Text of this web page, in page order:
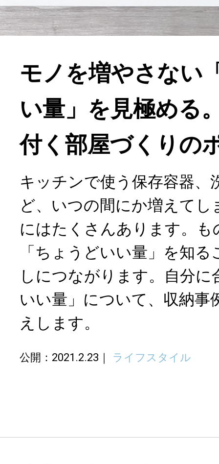
モノを増やさない
い量」を見極める
付く部屋づくりの
キッチンで使う保存容器、
ど、いつの間にか増えて
にはたくさんあります。
「ちょうどいい量」を知
しにつながります。自分
いい量」について、収納事
えします。
公開：2021.2.23 ライフスタイル